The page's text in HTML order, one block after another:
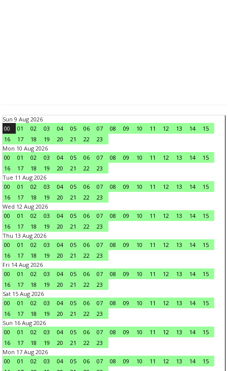
Sun 9 Aug 2026
00
01 02 03 04 05 06 07 08 09 10 11 12 13 14
15
16
17 18 19 20 21 22
23
Mon 10 Aug 2026
00
01 02 03 04 05 06 07 08 09 10 11 12 13 14
15
16
17 18 19 20 21 22
23
Tue 11 Aug 2026
00
01 02 03 04 05 06 07 08 09 10 11 12 13 14
15
16
17 18 19 20 21 22
23
Wed 12 Aug 2026
00
01 02 03 04 05 06 07 08 09 10 11 12 13 14
15
16
17 18 19 20 21 22
23
Thu 13 Aug 2026
00
01 02 03 04 05 06 07 08 09 10 11 12 13 14
15
16
17 18 19 20 21 22
23
Fri 14 Aug 2026
00
01 02 03 04 05 06 07 08 09 10 11 12 13 14
15
16
17 18 19 20 21 22
23
Sat 15 Aug 2026
00
01 02 03 04 05 06 07 08 09 10 11 12 13 14
15
16
17 18 19 20 21 22
23
Sun 16 Aug 2026
00
01 02 03 04 05 06 07 08 09 10 11 12 13 14
15
16
17 18 19 20 21 22
23
Mon 17 Aug 2026
00
01 02 03 04 05 06 07 08 09 10 11 12 13 14
15